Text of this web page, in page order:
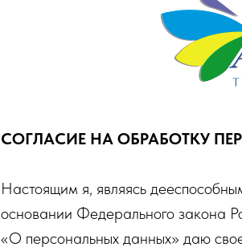
СОГЛАСИЕ НА ОБРАБОТКУ
Настоящим я, являясь
основании Федерального
«О персональных данных» даю